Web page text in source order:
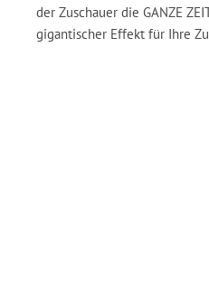
der Zuschauer die GANZE
gigantischer Effekt für Ihre